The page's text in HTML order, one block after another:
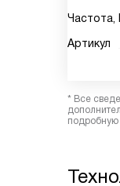
Частота,
Артикул
* Все
подробную